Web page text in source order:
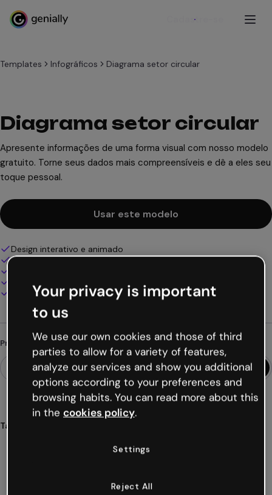
Cadastre-se
Templates Infográficos Diagrama setor circular
Diagrama setor circular
Apresente informações de uma forma visual com nosso modelo
gratuito. Torne seus dados mais compreensíveis e dê a eles seu
toque pessoal.
Usar este modelo
Design interativo e animado
100% personalizável
Baixe em PDF, MP4 e outros formatos
Procurando algo diferente?
Tags
Your privacy is important
to us
We use our own cookies and those of third
parties to allow for a variety of features,
analyze our services and show you additional
options according to your preferences and
browsing habits. You can read more about this
in the cookies policy.
Settings
Reject All